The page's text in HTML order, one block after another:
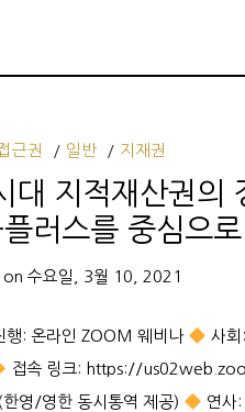
근권 일반 지재권
지적재산권의
러스를 중심으로
on수요일, 3월 10, 2021
행: 온라인 ZOOM 웨비나
사
접속 링크: https://
/영한 동시통역 제공)
연사